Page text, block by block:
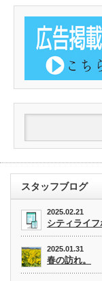
スタッフブログ
2025.02.21
シティライ
2025.01.31
春の訪れ。